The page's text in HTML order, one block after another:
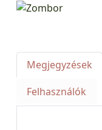
Megjegyzések
Felhasználók